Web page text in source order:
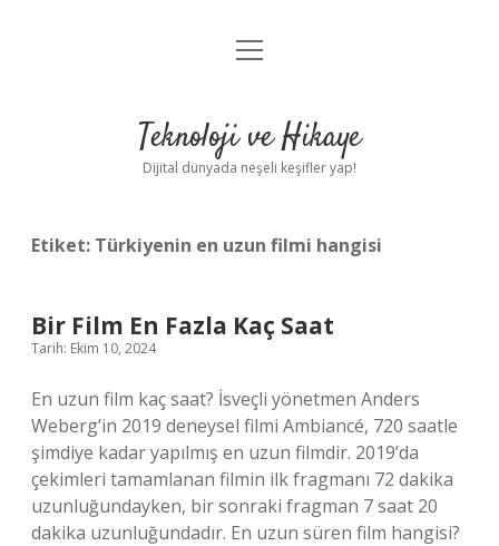
Anasayfa
Yasal Uyarı
menüyü
Teknoloji ve Hikaye
Dijital dünyada neşeli keşifler yap!
Etiket: Türkiyenin en uzun filmi hangisi
Bir Film En Fazla Kaç Saat
Tarih: Ekim 10, 2024
En uzun film kaç saat? İsveçli yönetmen Anders
Weberg’in 2019 deneysel filmi Ambiancé, 720 saatle
şimdiye kadar yapılmış en uzun filmdir. 2019’da
çekimleri tamamlanan filmin ilk fragmanı 72 dakika
uzunluğundayken, bir sonraki fragman 7 saat 20
dakika uzunluğundadır. En uzun süren film hangisi?